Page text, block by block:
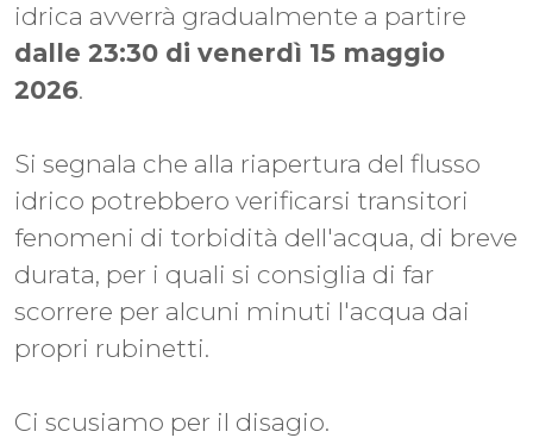
idrica avverrà gradualmente a partire
dalle 23:30 di venerdì 15 maggio
2026.
Si segnala che alla riapertura del flusso
idrico potrebbero verificarsi transitori
fenomeni di torbidità dell'acqua, di breve
durata, per i quali si consiglia di far
scorrere per alcuni minuti l'acqua dai
propri rubinetti.
Ci scusiamo per il disagio.